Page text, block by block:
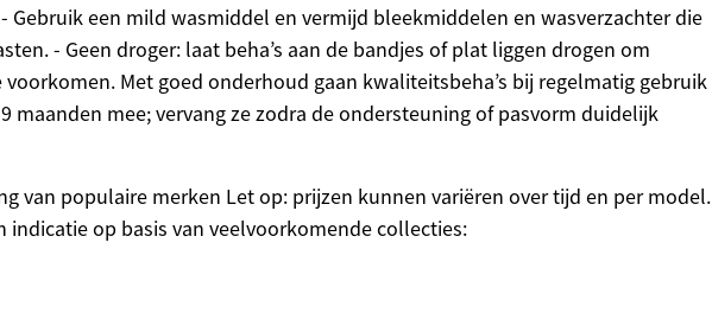
Gebruik een mild wasmiddel en vermijd bleekmiddelen en wasverzachter die
- Geen droger: laat beha’s aan de bandjes of plat liggen drogen om
Met goed onderhoud gaan kwaliteitsbeha’s bij regelmatig gebruik
maanden mee; vervang ze zodra de ondersteuning of pasvorm duidelijk
van populaire merken Let op: prijzen kunnen variëren over tijd en per model.
indicatie op basis van veelvoorkomende collecties: